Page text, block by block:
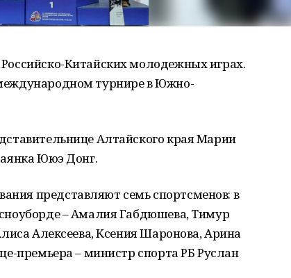
Китайских молодежных играх.
турнире в Южно-
Алтайского края Марии
Ююэ Донг.
представляют семь спортсменов: в
– Амалия Габдюшева, Тимур
Алексеева, Ксения Шаронова, Арина
премьера – министр спорта РБ Руслан